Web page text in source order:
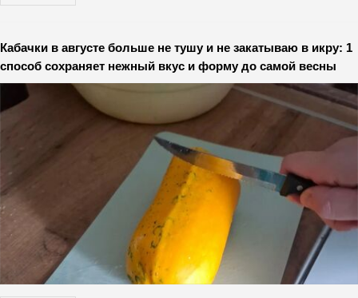
Кабачки в августе больше не тушу и не закатываю в икру: 1
способ сохраняет нежный вкус и форму до самой весны